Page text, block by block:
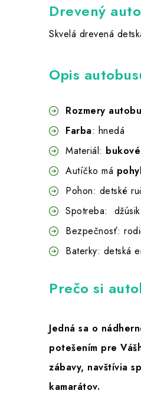
Drevený
Skvelá drevená
Opis
Rozmery
Farba: hnedá
Materiál:
Autíčko má
Pohon: detské
Spotreba:
Bezpečnosť:
Baterky: detská
Prečo si
Jedná sa o
potešením pre
zábavy, navštívia
kamarátov.